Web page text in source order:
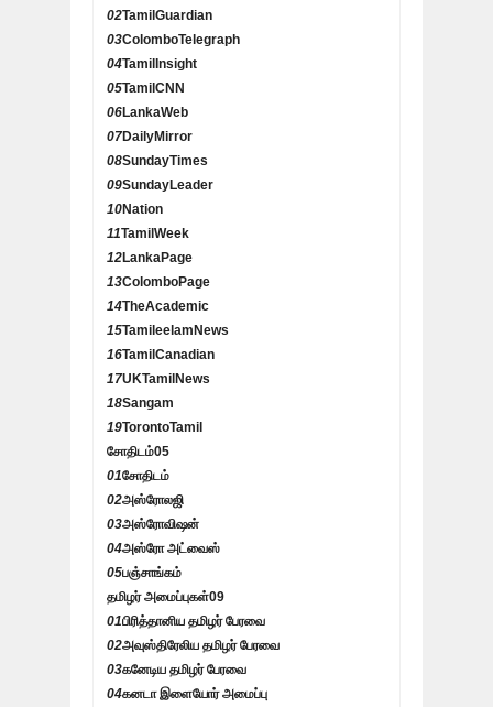
02TamilGuardian
03ColomboTelegraph
04TamilInsight
05TamilCNN
06LankaWeb
07DailyMirror
08SundayTimes
09SundayLeader
10Nation
11TamilWeek
12LankaPage
13ColomboPage
14TheAcademic
15TamileelamNews
16TamilCanadian
17UKTamilNews
18Sangam
19TorontoTamil
சோதிடம்05
01சோதிடம்
02அஸ்ரோலஜி
03அஸ்ரோவிஷன்
04அஸ்ரோ அட்வைஸ்
05பஞ்சாங்கம்
தமிழர் அமைப்புகள்09
01பிரித்தானிய தமிழர் பேரவை
02அவுஸ்திரேலிய தமிழர் பேரவை
03கனேடிய தமிழர் பேரவை
04கனடா இளையோர் அமைப்பு